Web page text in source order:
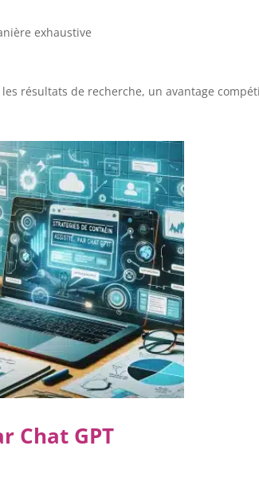
exhaustive
résultats de recherche, un avantage
Chat GPT